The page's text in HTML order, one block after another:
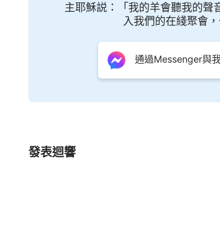
法利賽人 、宗教官員，這樣
有被淘汰的危險。靠着人多年總結的
不認罪、不放下地位之福，這樣的人
主耶穌説：「我的羊會聽我的聲
入我們的在綫聚會
通過Messenger與
發表迴響